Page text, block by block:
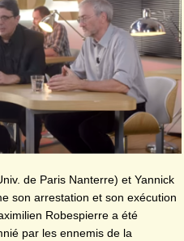
de Paris Nanterre) et Yannick
son arrestation et son exécution
Robespierre a été
par les ennemis de la